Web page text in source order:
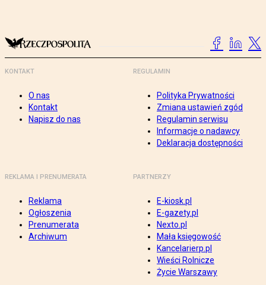
KONTAKT
O nas
Kontakt
Napisz do nas
REGULAMIN
Polityka Prywatności
Zmiana ustawień zgód
Regulamin serwisu
Informacje o nadawcy
Deklaracja dostępności
REKLAMA I PRENUMERATA
Reklama
Ogłoszenia
Prenumerata
Archiwum
PARTNERZY
E-kiosk.pl
E-gazety.pl
Nexto.pl
Mała księgowość
Kancelarierp.pl
Wieści Rolnicze
Życie Warszawy